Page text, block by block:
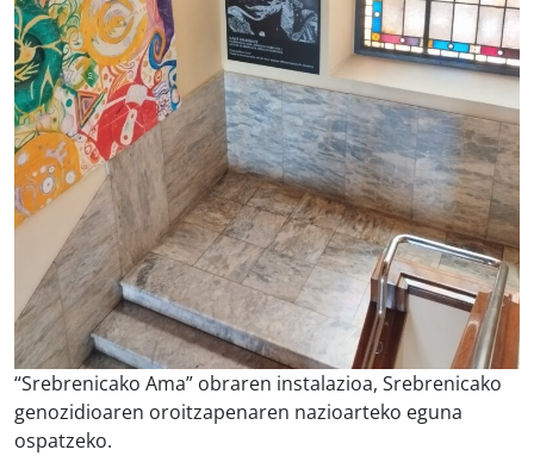
“Srebrenicako Ama” obraren instalazioa, Srebrenicako
genozidioaren oroitzapenaren nazioarteko eguna
ospatzeko.